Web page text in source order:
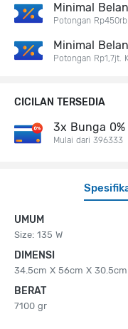
UMUM
Size: 135 W
DIMENSI
34.5cm X 56cm X 30.5cm
BERAT
7100 gr
Minimal
Potongan
Minimal
Potongan Rp1,7jt.
CICILAN TERSEDIA
3x Bunga 0%
Mulai dari 396333